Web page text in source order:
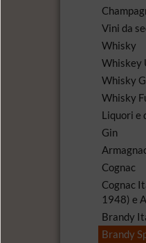
Vini da
Whisky
Whiskey
Whisky
Whisky
Liquori e
Gin
Cognac
Cognac
1948) e
Brandy
Brandy